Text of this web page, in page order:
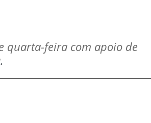
quarta-feira com apoio de
.